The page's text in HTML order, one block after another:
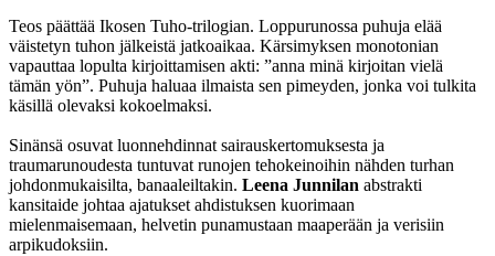
Teos päättää Ikosen Tuho-trilogian. Loppurunossa puhuja elää
väistetyn tuhon jälkeistä jatkoaikaa. Kärsimyksen monotonian
vapauttaa lopulta kirjoittamisen akti: ”anna minä kirjoitan vielä
tämän yön”. Puhuja haluaa ilmaista sen pimeyden, jonka voi tulkita
käsillä olevaksi kokoelmaksi.
Sinänsä osuvat luonnehdinnat sairauskertomuksesta ja
traumarunoudesta tuntuvat runojen tehokeinoihin nähden turhan
johdonmukaisilta, banaaleiltakin. Leena Junnilan abstrakti
kansitaide johtaa ajatukset ahdistuksen kuorimaan
mielenmaisemaan, helvetin punamustaan maaperään ja verisiin
arpikudoksiin.